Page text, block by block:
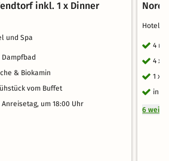
inkl. 1 x Dinner
und Spa
& Biokamin
vom Buffet
um 18:00 Uhr
Hotel
4
4 x
1 x
inkl.
6